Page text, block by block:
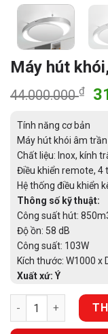
Máy hút
44.000.000₫
Tính năng cơ bản
Máy hút khói âm trần
Chất liệu: Inox, kính
Điều khiển remote, 4
Hệ thống điều khiển
Thông số kỹ thuật:
Công suất hút:
Độ ồn: 58 dB
Công suất: 103W
Kích thước: W1000 x
Xuất xứ: Ý
Máy hút khói, khử